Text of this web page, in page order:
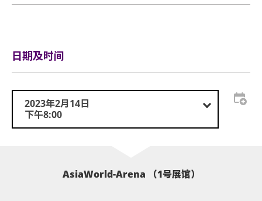
助储物箱。
损、经过涂改、残缺不全或复印之门票，一概将不受
理。
所有门票均不设退款或作任何转让。每票只限一人，
日期及时间
2023年2月14日
下午8:00
AsiaWorld-Arena （1号展馆）